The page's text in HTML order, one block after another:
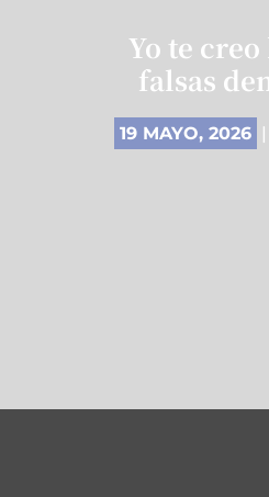
Yo te
falsas
19 MAYO, 2026